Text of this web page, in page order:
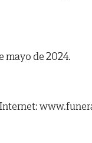
mayo de 2024.